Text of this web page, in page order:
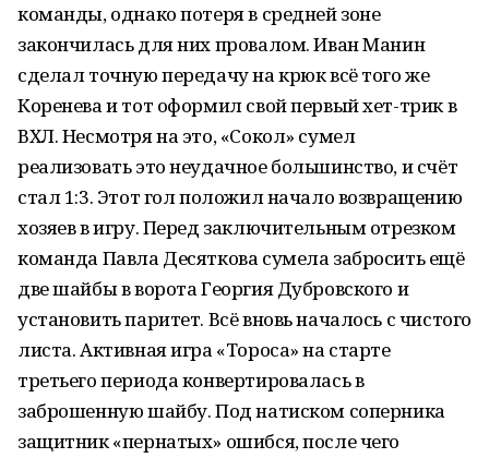
команды, однако потеря в средней зоне
закончилась для них провалом. Иван Манин
сделал точную передачу на крюк всё того же
Коренева и тот оформил свой первый хет-трик в
ВХЛ. Несмотря на это, «Сокол» сумел
реализовать это неудачное большинство, и счёт
стал 1:3. Этот гол положил начало возвращению
хозяев в игру. Перед заключительным отрезком
команда Павла Десяткова сумела забросить ещё
две шайбы в ворота Георгия Дубровского и
установить паритет. Всё вновь началось с чистого
листа. Активная игра «Тороса» на старте
третьего периода конвертировалась в
заброшенную шайбу. Под натиском соперника
защитник «пернатых» ошибся, после чего